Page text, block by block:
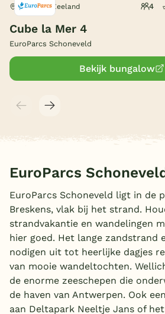
Breskens, Zeeland 4
Cube la Mer 4
EuroParcs Schoneveld
Bekijk bungalow
EuroParcs
EuroParcs Schoneveld ligt in de
Breskens, vlak bij het strand.
strandvakantie en wandelingen
hier goed. Het lange zandstrand
nodigen uit tot heerlijke dagjes
van mooie wandeltochten.
de enorme zeeschepen die
de haven van Antwerpen. Ook
aan Deltapark Neeltje Jans of